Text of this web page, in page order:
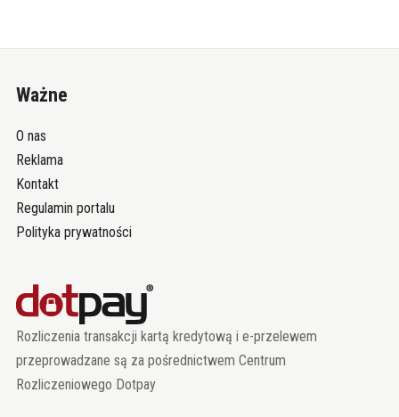
Ważne
O nas
Reklama
Kontakt
Regulamin portalu
Polityka prywatności
Rozliczenia transakcji kartą kredytową i e-przelewem
przeprowadzane są za pośrednictwem Centrum
Rozliczeniowego Dotpay